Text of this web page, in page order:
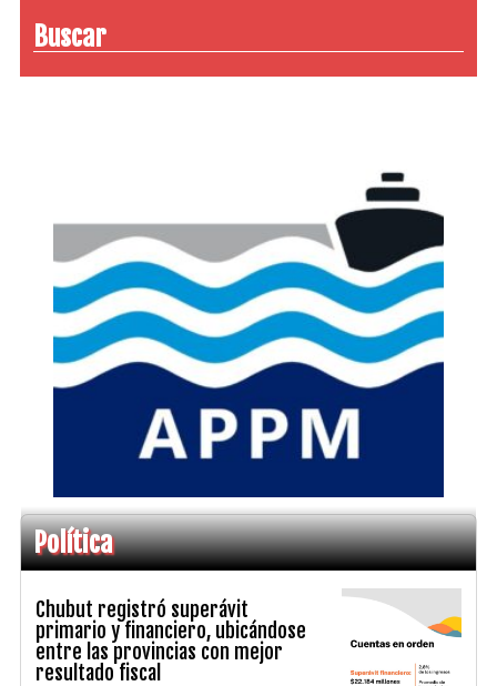
Buscar
Política
Chubut registró superávit
primario y financiero, ubicándose
entre las provincias con mejor
resultado fiscal